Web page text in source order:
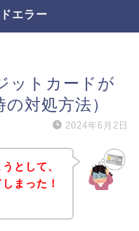
エラー
ットカードが
対処方法）
2024年6月2日
として、
まった！